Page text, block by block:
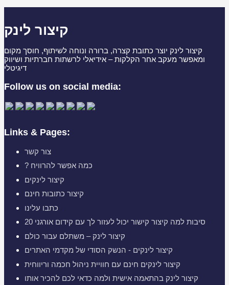
קיצור לינק
קיצור לינק יוצר כתובת קצרה, ברורה ונוחה לשיתוף, חוסך מקום
ומאפשר מעקב אחר הקלקות – אידיאלי לרשתות חברתיות ושיווק
דיגיטלי
Follow us on social media:
Links & Pages:
צור קשר
? כמה אפשר להרוויח
קיצור לינקים
קיצור כתובות חינם
כתבו עלינו
20 סיבות למה קיצור קישור יכול לעזור לך עם קידום אורגני
קיצור לינק – משתלם עבור כולם
קיצור לינקים - הנשק הסודי של מקדמי האתרים
קיצור לינקים חינם עם חוויית ניהול חכמה וריווחית
קיצור לינק בהתאמה אישית ולמה כדאי לכם להכיר אותו